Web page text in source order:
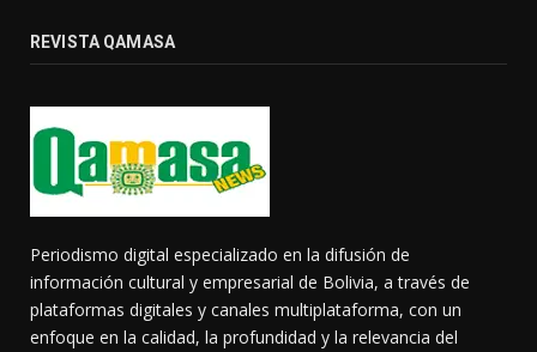
REVISTA QAMASA
Periodismo digital especializado en la difusión de
información cultural y empresarial de Bolivia, a través de
plataformas digitales y canales multiplataforma, con un
enfoque en la calidad, la profundidad y la relevancia del